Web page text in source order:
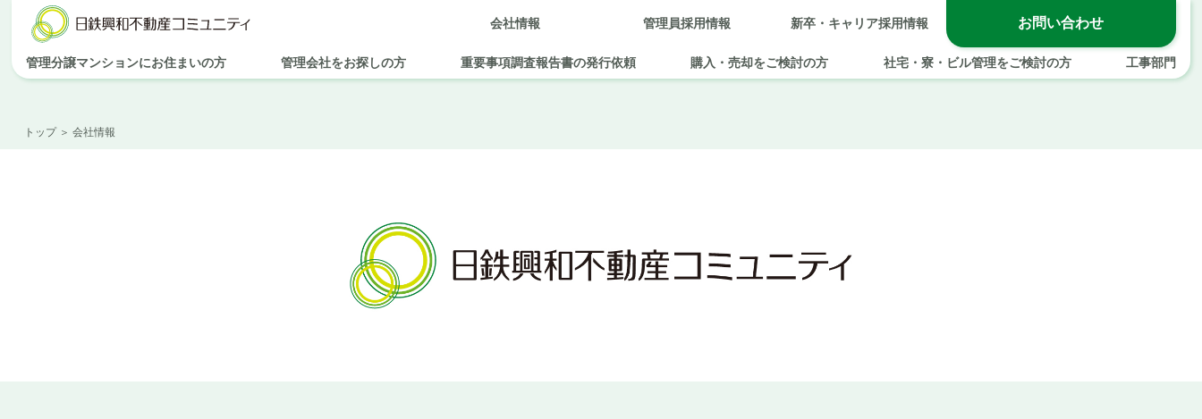
会社情報 管理員採用情報 新卒・キャリア採用情報 お問い合わせ
管理分譲マンションにお住まいの方 管理会社をお探しの方 重要事項調査報告書の発行依頼 購入・売却をご検討の方 社宅・寮・ビル管理をご検討の方 工事部門
トップ＞ 会社情報